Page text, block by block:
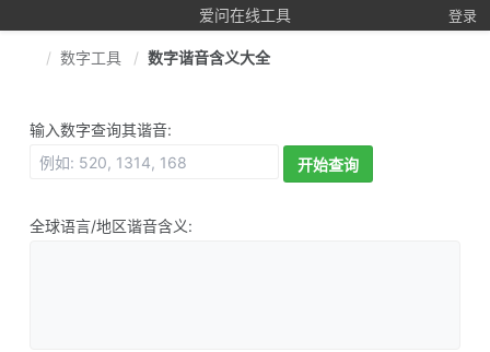
爱问在线工具 登录
数字工具 数字谐音含义大全
输入数字查询其谐音:
开始查询
全球语言/地区谐音含义: